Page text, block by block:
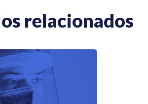
relacionados